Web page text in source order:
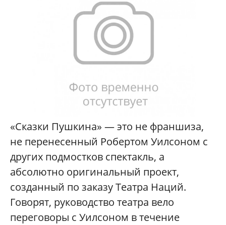
«Сказки Пушкина» — это не франшиза,
не перенесенный Робертом Уилсоном с
других подмостков спектакль, а
абсолютно оригинальный проект,
созданный по заказу Театра Наций.
Говорят, руководство театра вело
переговоры с Уилсоном в течение